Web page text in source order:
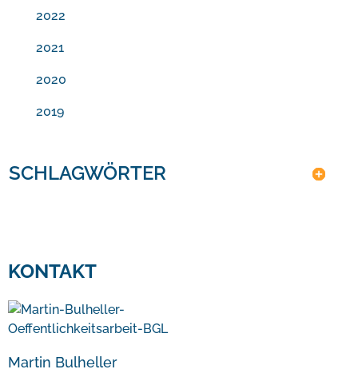
2022
2021
2020
2019
SCHLAGWÖRTER
KONTAKT
Martin Bulheller